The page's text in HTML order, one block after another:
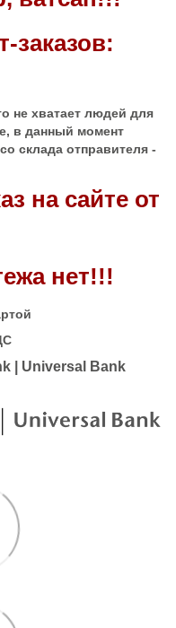
заказов:
не хватает людей для
в данный момент
склада отправителя -
на сайте от
нет!!!
| Universal Bank